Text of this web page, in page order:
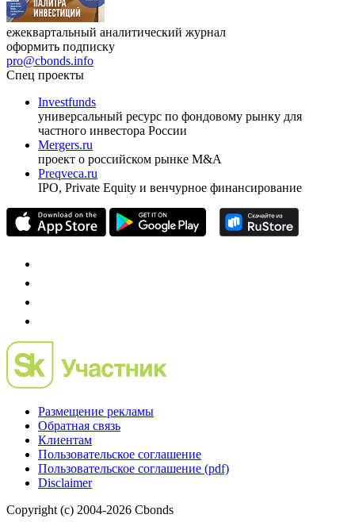
ежеквартальный аналитический журнал
оформить подписку
pro@cbonds.info
Спец проекты
Investfunds
универсальный ресурс по фондовому рынку для
частного инвестора России
Mergers.ru
проект о российском рынке M&A
Preqveca.ru
IPO, Private Equity и венчурное финансирование
Размещение рекламы
Обратная связь
Клиентам
Пользовательское соглашение
Пользовательское соглашение (pdf)
Disclaimer
Copyright (c) 2004-2026 Cbonds